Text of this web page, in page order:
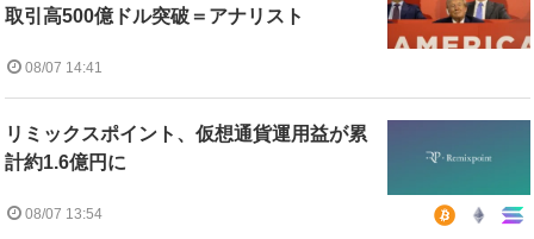
取引高500億ドル突破＝アナリスト
08/07 14:41
リミックスポイント、仮想通貨運用益が累
計約1.6億円に
08/07 13:54